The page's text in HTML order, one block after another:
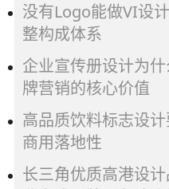
没有Logo能做VI设
整构成体系
企业宣传册设计为
牌营销的核心价值
高品质饮料标志设
商用落地性
长三角优质高港设